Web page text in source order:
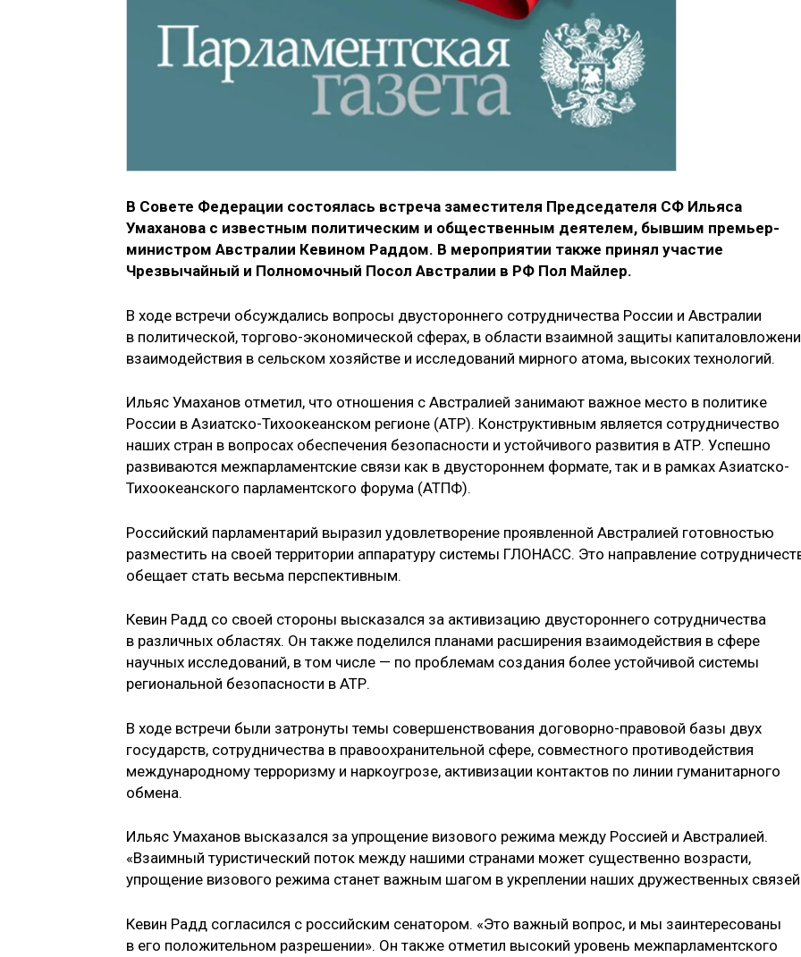
В Совете Федерации состоялась встреча заместителя Председателя СФ Ильяса
Умаханова с известным политическим и общественным деятелем, бывшим премьер-
министром Австралии Кевином Раддом. В мероприятии также принял участие
Чрезвычайный и Полномочный Посол Австралии в РФ Пол Майлер.
В ходе встречи обсуждались вопросы двустороннего сотрудничества России и Австралии
в политической, торгово-экономической сферах, в области взаимной защиты
взаимодействия в сельском хозяйстве и исследований мирного атома, высоких технологий.
Ильяс Умаханов отметил, что отношения с Австралией занимают важное место в политике
России в Азиатско-Тихоокеанском регионе (АТР). Конструктивным является сотрудничество
наших стран в вопросах обеспечения безопасности и устойчивого развития в АТР. Успешно
развиваются межпарламентские связи как в двустороннем формате, так и в рамках Азиатско-
Тихоокеанского парламентского форума (АТПФ).
Российский парламентарий выразил удовлетворение проявленной Австралией готовностью
разместить на своей территории аппаратуру системы ГЛОНАСС. Это направление
обещает стать весьма перспективным.
Кевин Радд со своей стороны высказался за активизацию двустороннего сотрудничества
в различных областях. Он также поделился планами расширения взаимодействия в сфере
научных исследований, в том числе — по проблемам создания более устойчивой системы
региональной безопасности в АТР.
В ходе встречи были затронуты темы совершенствования договорно-правовой базы двух
государств, сотрудничества в правоохранительной сфере, совместного противодействия
международному терроризму и наркоугрозе, активизации контактов по линии гуманитарного
обмена.
Ильяс Умаханов высказался за упрощение визового режима между Россией и Австралией.
«Взаимный туристический поток между нашими странами может существенно возрасти,
упрощение визового режима станет важным шагом в укреплении наших дружественных
Кевин Радд согласился с российским сенатором. «Это важный вопрос, и мы заинтересованы
в его положительном разрешении». Он также отметил высокий уровень межпарламентского